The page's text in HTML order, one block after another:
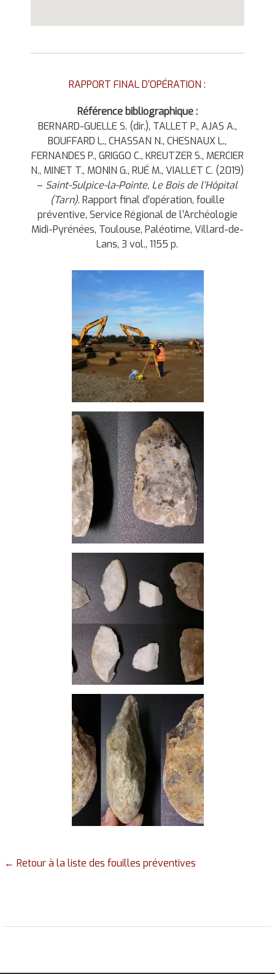
RAPPORT FINAL D’OPÉRATION :
Référence bibliographique :
BERNARD-GUELLE S. (dir.), TALLET P., AJAS A.,
BOUFFARD L., CHASSAN N., CHESNAUX L.,
FERNANDES P., GRIGGO C., KREUTZER S., MERCIER
N., MINET T., MONIN G., RUÉ M., VIALLET C. (2019)
– Saint-Sulpice-la-Pointe, Le Bois de l’Hôpital
(Tarn). Rapport final d’opération, fouille
préventive, Service Régional de l’Archéologie
Midi-Pyrénées, Toulouse, Paléotime, Villard-de-
Lans, 3 vol., 1155 p.
fouille en cours du locus 3 ©
Paléotime
racloir en silex © Paléotime
éclats en quartz © Paléotime
← Retour à la liste des fouilles préventives